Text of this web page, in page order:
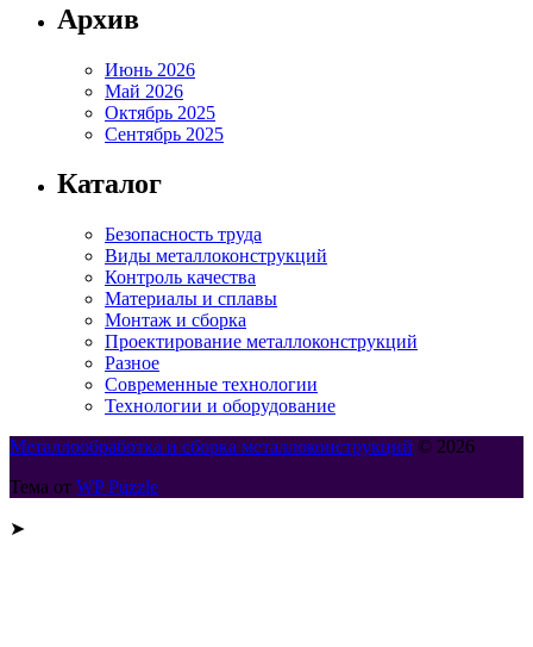
Архив
Июнь 2026
Май 2026
Октябрь 2025
Сентябрь 2025
Каталог
Безопасность труда
Виды металлоконструкций
Контроль качества
Материалы и сплавы
Монтаж и сборка
Проектирование металлоконструкций
Разное
Современные технологии
Технологии и оборудование
Металлообработка и сборка металлоконструкций © 2026
Тема от WP Puzzle
➤